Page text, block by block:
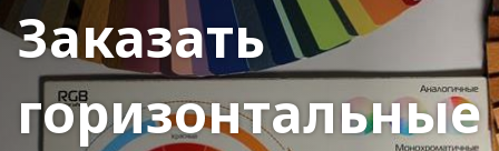
Заказать
горизонтальные